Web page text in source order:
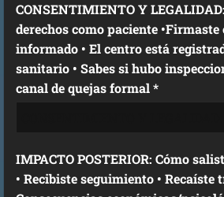
CONSENTIMIENTO Y
derechos como paciente
informado • El centro está
sanitario • Sabes si hubo
canal de quejas formal *
IMPACTO POSTERIOR: Cómo
• Recibiste seguimiento • Recaíste